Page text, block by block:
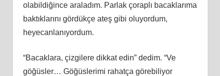
olabildiğince araladım. Parlak çoraplı bacaklarıma
baktıklarını gördükçe ateş gibi oluyordum,
heyecanlanıyordum.
“Bacaklara, çizgilere dikkat edin” dedim. “Ve
göğüsler… Göğüslerimi rahatça görebiliyor